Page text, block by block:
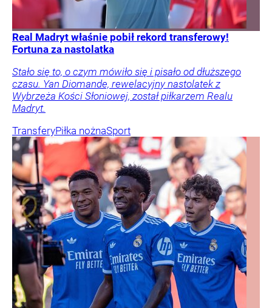
Real Madryt właśnie pobił rekord transferowy!
Fortuna za nastolatka
Stało się to, o czym mówiło się i pisało od dłuższego
czasu. Yan Diomande, rewelacyjny nastolatek z
Wybrzeża Kości Słoniowej, został piłkarzem Realu
Madryt.
TransferyPiłka nożnaSport